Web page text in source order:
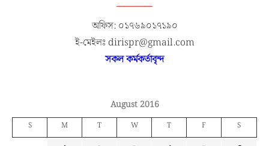
অফিস: ০১৭৬৯০১৭১৯০
ই-মেইলঃ dirispr@gmail.com
সকল কর্মকর্তাবৃন্দ
August 2016
S M T W T F S